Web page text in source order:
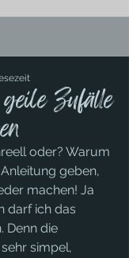
Zufälle
oder? Warum
geben,
machen! Ja
darf ich das
Denn die
simpel,